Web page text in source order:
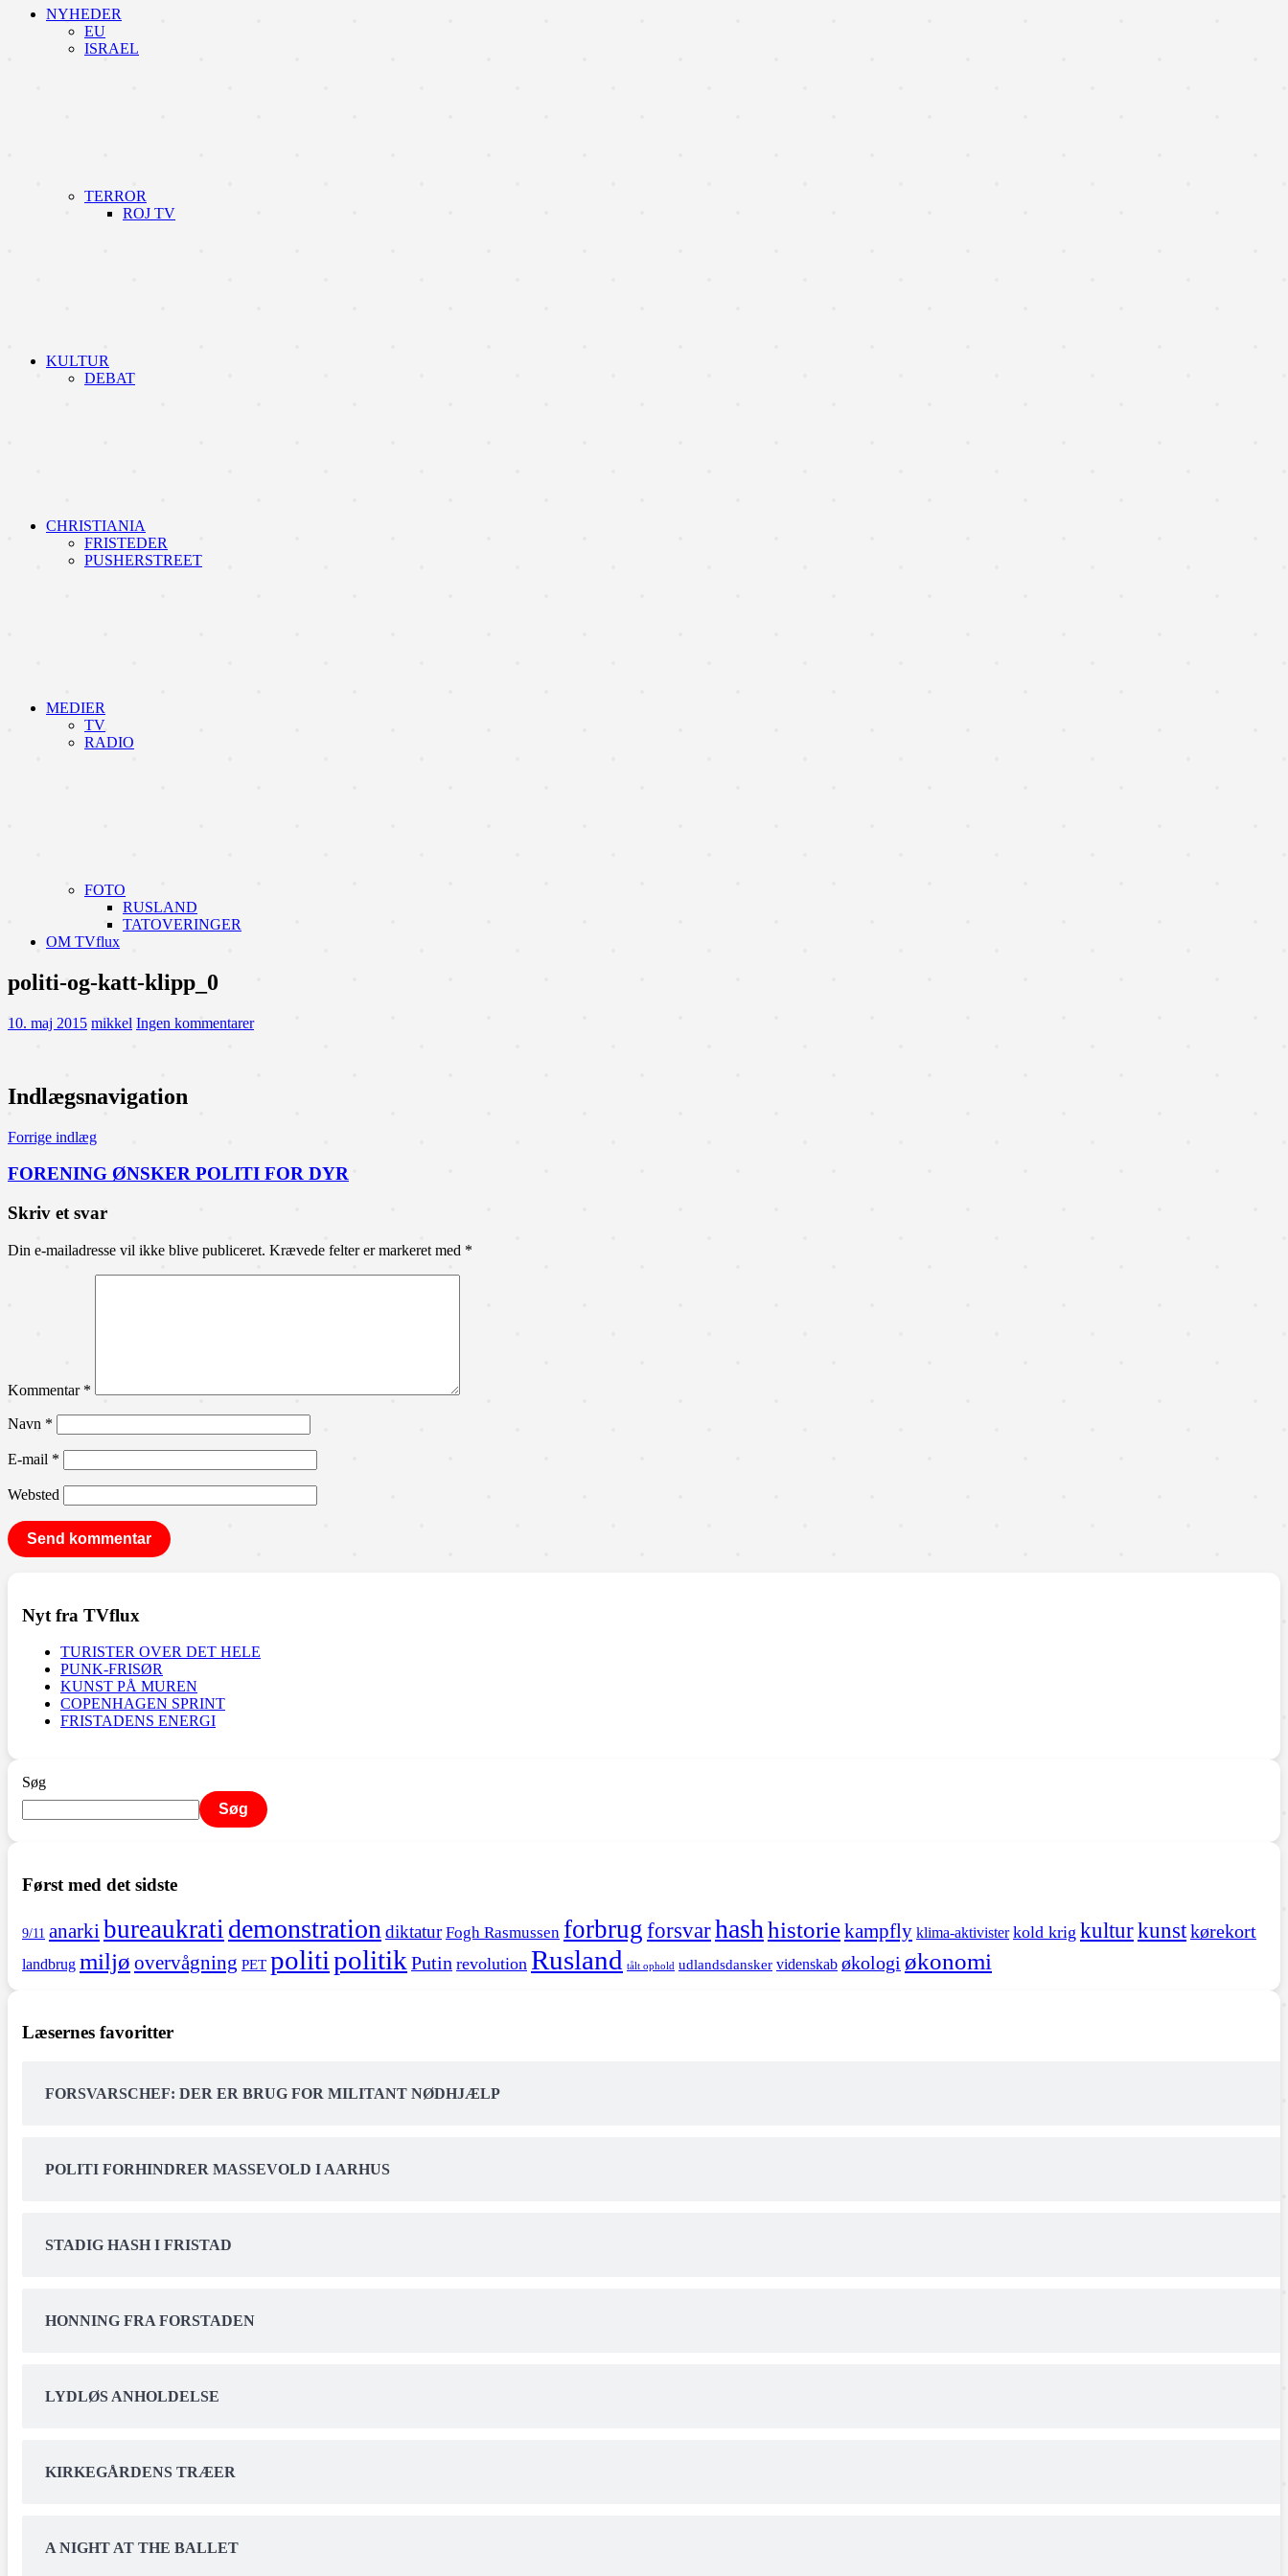
NYHEDER
EU
ISRAEL
TERROR
ROJ TV
KULTUR
DEBAT
CHRISTIANIA
FRISTEDER
PUSHERSTREET
MEDIER
TV
RADIO
FOTO
RUSLAND
TATOVERINGER
OM TVflux
politi-og-katt-klipp_0
10. maj 2015 mikkel Ingen kommentarer
Indlægsnavigation
Forrige indlæg
FORENING ØNSKER POLITI FOR DYR
Skriv et svar
Din e-mailadresse vil ikke blive publiceret. Krævede felter er markeret med *
Kommentar *
Navn *
E-mail *
Websted
Nyt fra TVflux
TURISTER OVER DET HELE
PUNK-FRISØR
KUNST PÅ MUREN
COPENHAGEN SPRINT
FRISTADENS ENERGI
Søg
Søg
Først med det sidste
9/11 anarki bureaukrati demonstration diktatur Fogh Rasmussen forbrugforsvarhash historiekampfly klima-aktivister kold krig kulturkunstkørekort
landbrug miljø overvågning PET politipolitik Putin revolution Rusland tålt ophold udlandsdansker videnskab økologi økonomi
Læsernes favoritter
FORSVARSCHEF: DER ER BRUG FOR MILITANT NØDHJÆLP
POLITI FORHINDRER MASSEVOLD I AARHUS
STADIG HASH I FRISTAD
HONNING FRA FORSTADEN
LYDLØS ANHOLDELSE
KIRKEGÅRDENS TRÆER
A NIGHT AT THE BALLET